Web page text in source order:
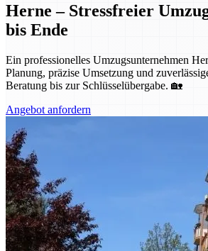
Herne – Stressfreier
bis Ende
Ein professionelles Umzugsunternehmen
Planung, präzise Umsetzung und
Beratung bis zur Schlüsselübergabe. 🏡
Angebot anfordern